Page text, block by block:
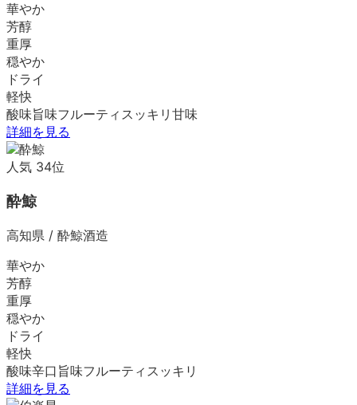
華やか
芳醇
重厚
穏やか
ドライ
軽快
酸味旨味フルーティ スッキリ 甘味
詳細を見る
人気 34位
酔鯨
高知県 / 酔鯨酒造
華やか
芳醇
重厚
穏やか
ドライ
軽快
酸味辛口 旨味フルーティ スッキリ
詳細を見る